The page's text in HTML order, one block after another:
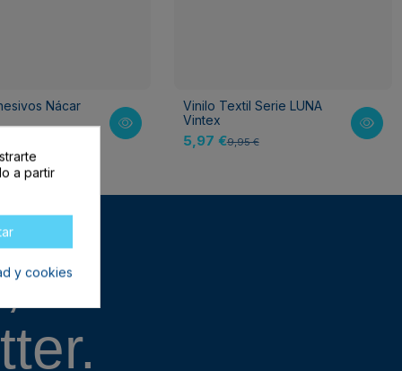
Nácar
Vinilo Textil Serie LUNA
Vintex
5,97 €9,95 €
a partir
y cookies